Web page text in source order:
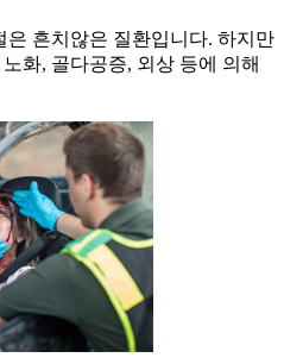
흔치않은 질환입니다. 하지만
화, 골다공증, 외상 등에 의해